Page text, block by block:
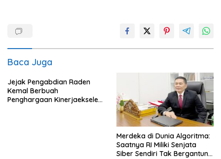
Baca Juga
Jejak Pengabdian Raden
Kemal Berbuah
Penghargaan Kinerjaekselen
Merdeka di Dunia Algoritma:
Saatnya RI Miliki Senjata
Siber Sendiri Tak Bergantung